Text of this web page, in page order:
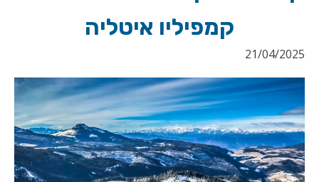
קמפיליו איטליה
21/04/2025